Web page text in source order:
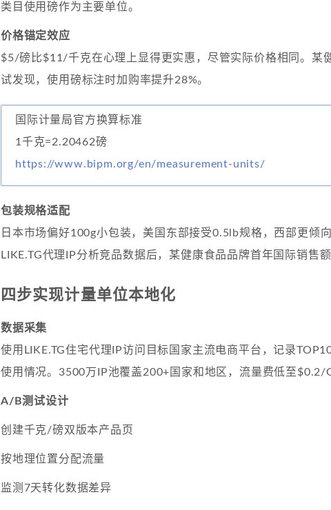
类目使用磅作为主要单位。
价格锚定效应
$5/磅比$11/千克在心理上显得更实惠，尽管实际价格相同。某
试发现，使用磅标注时加购率提升28%。
国际计量局官方换算标准
1千克=2.20462磅
https://www.bipm.org/en/measurement-units/
包装规格适配
日本市场偏好100g小包装，美国东部接受0.5lb规格，西部更倾
LIKE.TG代理IP分析竞品数据后，某健康食品品牌首年国际销售额
四步实现计量单位本地化
数据采集
使用LIKE.TG住宅代理IP访问目标国家主流电商平台，记录
使用情况。3500万IP池覆盖200+国家和地区，流量费低至$0.2/
A/B测试设计
创建千克/磅双版本产品页
按地理位置分配流量
监测7天转化数据差异